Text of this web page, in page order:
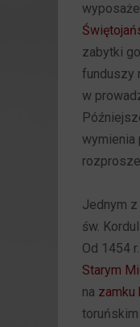
zabytki
funduszy
w
wymienia
Jednym
św.
Od 1454
Starym
na zamku